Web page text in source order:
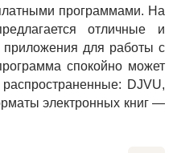
программами. На
отличные и
для работы с
спокойно может
DJVU,
электронных книг —